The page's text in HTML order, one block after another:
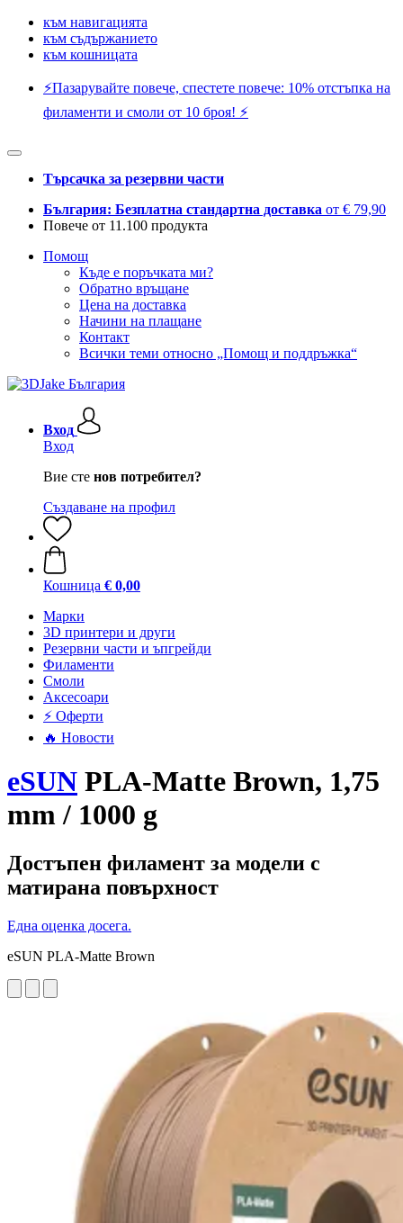
към навигацията
към съдържанието
към кошницата
⚡️Пазарувайте повече, спестете повече: 10% отстъпка на
филаменти и смоли от 10 броя! ⚡️
Търсачка за резервни части
България: Безплатна стандартна доставка от € 79,90
Повече от 11.100 продукта
Помощ
Къде е поръчката ми?
Обратно връщане
Цена на доставка
Начини на плащане
Контакт
Всички теми относно „Помощ и поддръжка“
Вход
Вход
Вие сте нов потребител?
Създаване на профил
Кошница € 0,00
Mарки
3D принтери и други
Резервни части и ъпгрейди
Филаменти
Смоли
Аксесоари
⚡ Оферти
🔥 Новости
eSUN PLA-Matte Brown, 1,75
mm / 1000 g
Достъпен филамент за модели с
матирана повърхност
Една оценка досега.
eSUN PLA-Matte Brown